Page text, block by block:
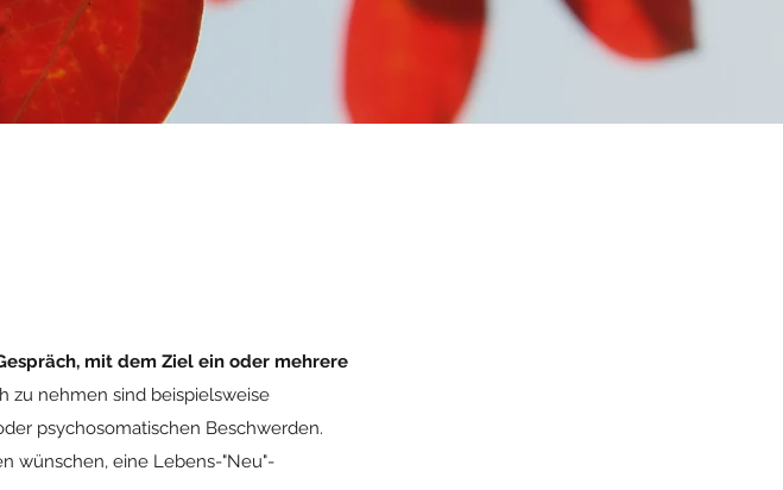
mit dem Ziel ein oder mehrere
zu nehmen sind beispielsweise
psychosomatischen Beschwerden.
wünschen, eine Lebens-"Neu"-